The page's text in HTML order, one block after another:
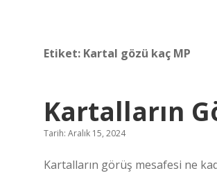
Etiket: Kartal gözü kaç MP
Kartalların
Tarih: Aralık 15, 2024
Kartalların görüş mesafesi ne